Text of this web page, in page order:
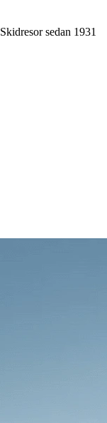
Skidresor sedan 1931